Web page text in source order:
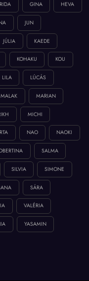
GINA HEVA
JUN
JÚLIA KAEDE
KOHAKU KOU
LILA LÚCÁS
MALAK MARIAN
MICHI
NAO NAOKI
SALMA
SILVIA SIMONE
SÁRA
VALÉRIA
YASAMIN